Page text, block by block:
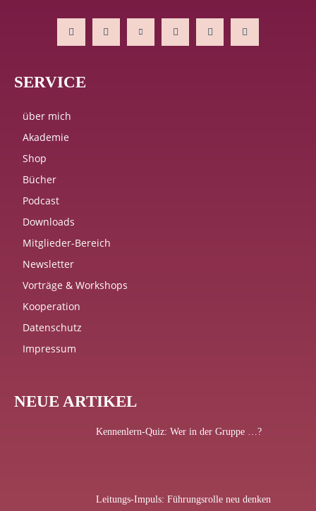
SERVICE
über mich
Akademie
Shop
Bücher
Podcast
Downloads
Mitglieder-Bereich
Newsletter
Vorträge & Workshops
Kooperation
Datenschutz
Impressum
NEUE ARTIKEL
Kennenlern-Quiz: Wer in der Gruppe …?
Leitungs-Impuls: Führungsrolle neu denken